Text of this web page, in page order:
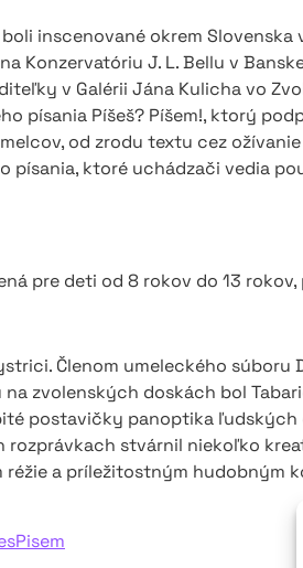
inscenované okrem
Konzervatóriu J. L. Bellu v
v Galérii Jána Kulicha vo
písania Píšeš? Píšem!, ktorý
od zrodu textu cez
ktoré uchádzači vedia
pre deti od 8 rokov do 13
Členom umeleckého súboru
zvolenských doskách bol
postavičky panoptika
stvárnil niekoľko
a príležitostným hudobným